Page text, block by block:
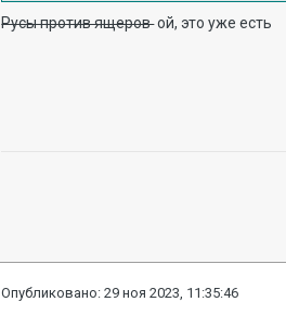
Русы против ящеровой, это уже есть
Опубликовано:29 ноя 2023, 11:35:46